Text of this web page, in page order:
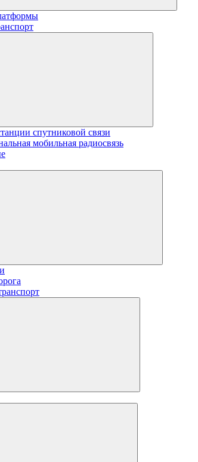
спутниковой связи
мобильная радиосвязь